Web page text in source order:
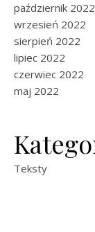
październik 2022
wrzesień 2022
sierpień 2022
lipiec 2022
czerwiec 2022
maj 2022
Teksty